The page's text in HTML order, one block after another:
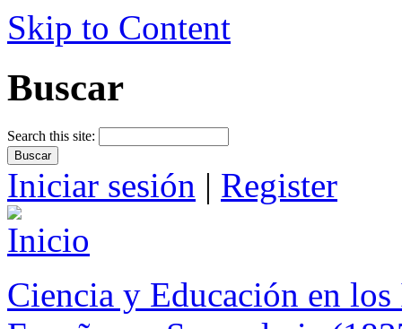
Skip to Content
Buscar
Search this site:
Iniciar sesión | Register
Ciencia y Educación en